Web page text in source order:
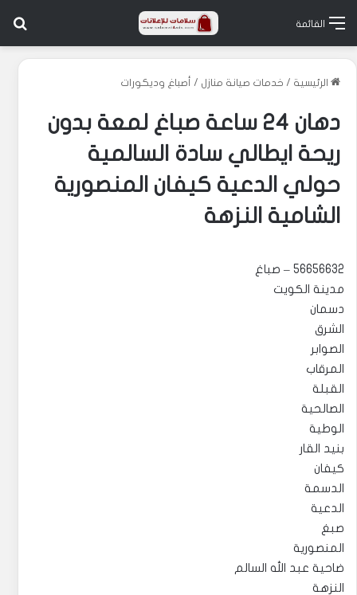
القائمة
الرئيسية / خدمات صيانة منازل / أصباغ وديكورات
دهان 24 ساعة صباغ لمعة بدون
ريحة ايطالي سادة السالمية
حولي الدعية كيفان المنصورية
الشامية النزهة
56656632 – صباغ
مدينة الكويت
دسمان
الشرق
الصوابر
المرقاب
القبلة
الصالحية
الوطية
بنيد القار
كيفان
الدسمة
الدعية
صبغ
المنصورية
ضاحية عبد الله السالم
النزهة